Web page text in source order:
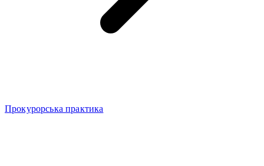
Прокурорська практика